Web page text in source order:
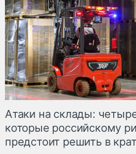
Атаки на склады:
которые российскому
предстоит решить в